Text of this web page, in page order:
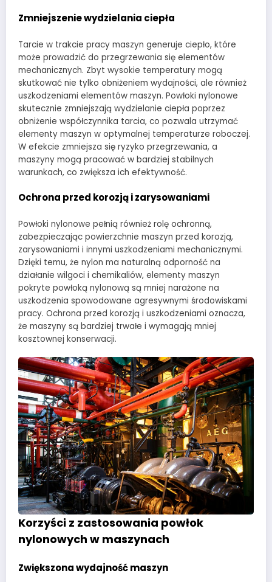
Zmniejszenie wydzielania ciepła
Tarcie w trakcie pracy maszyn generuje ciepło, które
może prowadzić do przegrzewania się elementów
mechanicznych. Zbyt wysokie temperatury mogą
skutkować nie tylko obniżeniem wydajności, ale również
uszkodzeniami elementów maszyn. Powłoki nylonowe
skutecznie zmniejszają wydzielanie ciepła poprzez
obniżenie współczynnika tarcia, co pozwala utrzymać
elementy maszyn w optymalnej temperaturze roboczej.
W efekcie zmniejsza się ryzyko przegrzewania, a
maszyny mogą pracować w bardziej stabilnych
warunkach, co zwiększa ich efektywność.
Ochrona przed korozją i zarysowaniami
Powłoki nylonowe pełnią również rolę ochronną,
zabezpieczając powierzchnie maszyn przed korozją,
zarysowaniami i innymi uszkodzeniami mechanicznymi.
Dzięki temu, że nylon ma naturalną odporność na
działanie wilgoci i chemikaliów, elementy maszyn
pokryte powłoką nylonową są mniej narażone na
uszkodzenia spowodowane agresywnymi środowiskami
pracy. Ochrona przed korozją i uszkodzeniami oznacza,
że maszyny są bardziej trwałe i wymagają mniej
kosztownej konserwacji.
Korzyści z zastosowania powłok
nylonowych w maszynach
Zwiększona wydajność maszyn